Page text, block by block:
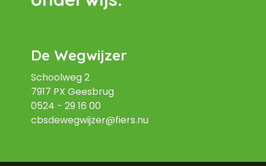
De Wegwijzer
Schoolweg 2
7917 PX Geesbrug
0524 - 29 16 00
cbsdewegwijzer@fiers.nu